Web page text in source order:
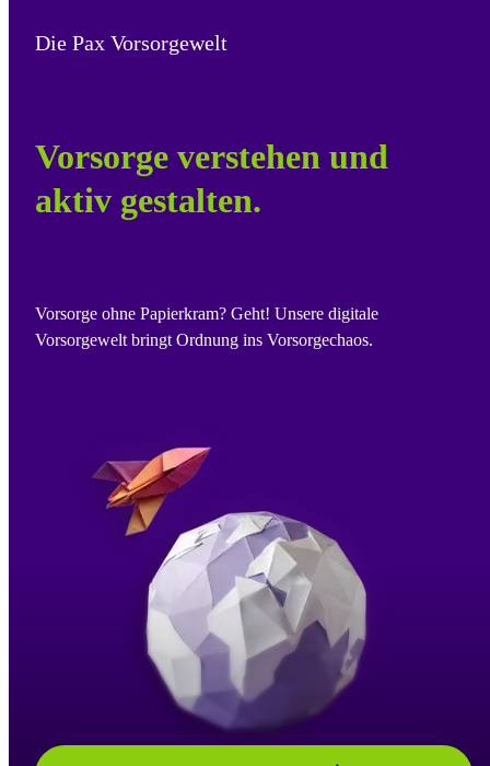
Die Pax Vorsorgewelt
Vorsorge verstehen und
aktiv gestalten.
Vorsorge ohne Papierkram? Geht! Unsere digitale
Vorsorgewelt bringt Ordnung ins Vorsorgechaos.